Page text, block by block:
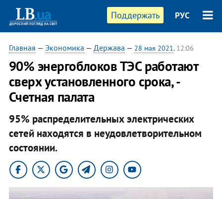
Поддержать РУС
Главная — Экономика — Держава — 28 мая 2021, 12:06
90% энергоблоков ТЭС работают
сверх установленного срока, -
Счетная палата
95% распределительных электрических
сетей находятся в неудовлетворительном
состоянии.